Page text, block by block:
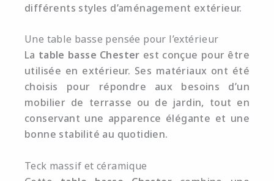
différents styles d’aménagement extérieur.
Une table basse pensée pour l’extérieur
La table basse Chester est conçue pour être
utilisée en extérieur. Ses matériaux ont été
choisis pour répondre aux besoins d’un
mobilier de terrasse ou de jardin, tout en
conservant une apparence élégante et une
bonne stabilité au quotidien.
Teck massif et céramique